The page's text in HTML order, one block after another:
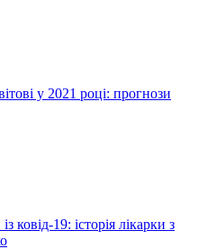
у 2021 році: прогнози
ковід-19: історія лікарки з